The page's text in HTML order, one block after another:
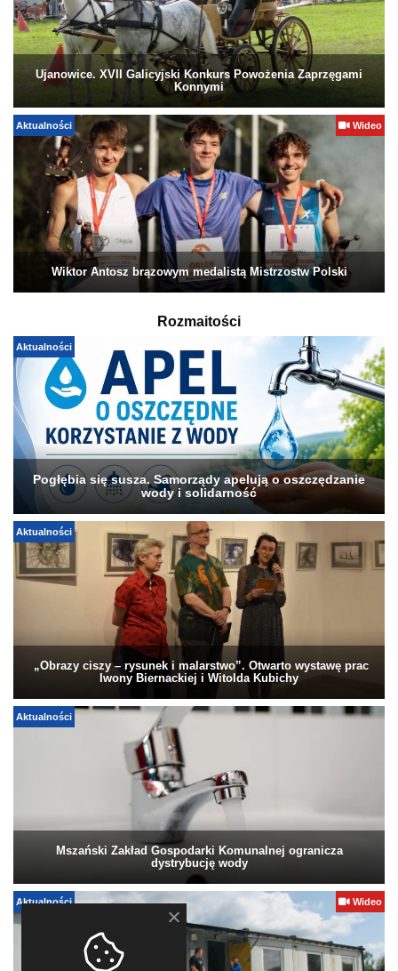
Ujanowice. XVII Galicyjski Konkurs Powożenia Zaprzęgami
Konnymi
Aktualności Wideo
Wiktor Antosz brązowym medalistą Mistrzostw Polski
Rozmaitości
Aktualności
Pogłębia się susza. Samorządy apelują o oszczędzanie
wody i solidarność
Aktualności
„Obrazy ciszy – rysunek i malarstwo”. Otwarto wystawę prac
Iwony Biernackiej i Witolda Kubichy
Aktualności
Mszański Zakład Gospodarki Komunalnej ogranicza
dystrybucję wody
Aktualności Wideo